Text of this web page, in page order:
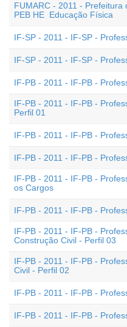
FUMARC - 2011 -
PEB HE  Educação Física
IF-SP - 2011 - IF-SP -
IF-SP - 2011 - IF-SP -
IF-PB - 2011 - IF-PB -
IF-PB - 2011 - IF-PB -
Perfil 01
IF-PB - 2011 - IF-PB -
IF-PB - 2011 - IF-PB -
IF-PB - 2011 - IF-PB -
os Cargos
IF-PB - 2011 - IF-PB -
IF-PB - 2011 - IF-PB -
Construção Civil - Perfil 03
IF-PB - 2011 - IF-PB -
Civil - Perfil 02
IF-PB - 2011 - IF-PB -
IF-PB - 2011 - IF-PB -